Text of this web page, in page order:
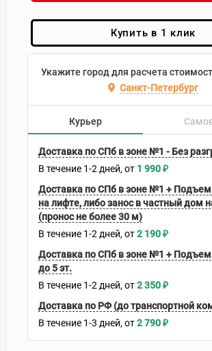
Купить в 1 клик
Укажите город для расчета
Санкт-Петербург
Курьер
Доставка по СПб в зоне №1 - Без
В течение 1-2 дней 1 990₽
Доставка по СПб в зоне №1 + Подъем
на лифте, либо занос в частный дом
(пронос не более 30 м)
В течение 1-2 дней 2 190₽
Доставка по СПб в зоне №1 + Подъем
до 5 эт.
В течение 1-2 дней 2 350₽
Доставка по РФ (до транспортной
В течение 1-3 дней 2 790₽